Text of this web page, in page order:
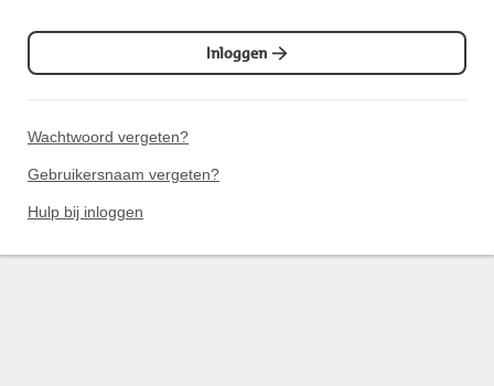
Inloggen
Wachtwoord vergeten?
Gebruikersnaam vergeten?
Hulp bij inloggen